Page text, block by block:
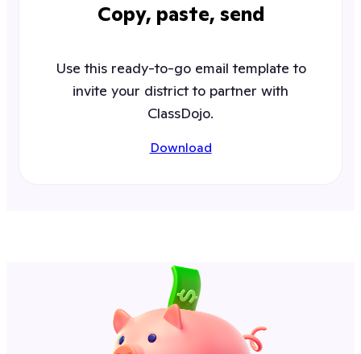
Copy, paste, send
Use this ready-to-go email template to
invite your district to partner with
ClassDojo.
Download